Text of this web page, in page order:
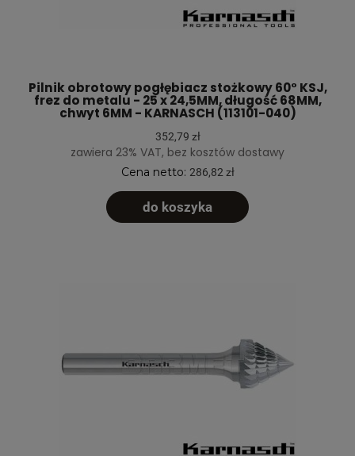
Pilnik obrotowy pogłębiacz stożkowy 60° KSJ,
frez do metalu - 25 x 24,5MM, długość 68MM,
chwyt 6MM - KARNASCH (113101-040)
352,79 zł
zawiera 23% VAT, bez kosztów dostawy
Cena netto: 286,82 zł
do koszyka